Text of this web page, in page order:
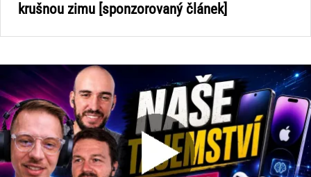
krušnou zimu [sponzorovaný článek]